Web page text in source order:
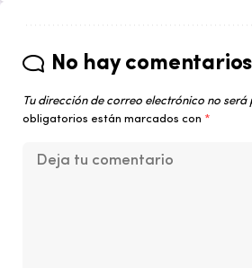
No hay comentarios
Tu dirección de correo electrónico no será
obligatorios están marcados con *